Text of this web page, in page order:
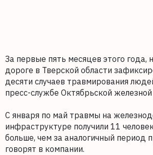
За первые пять месяцев этого года,
дороге в Тверской области
десяти случаев травмирования
пресс-службе Октябрьской
С января по май травмы на
инфраструктуре получили 11
больше, чем за аналогичный период
говорят в компании.